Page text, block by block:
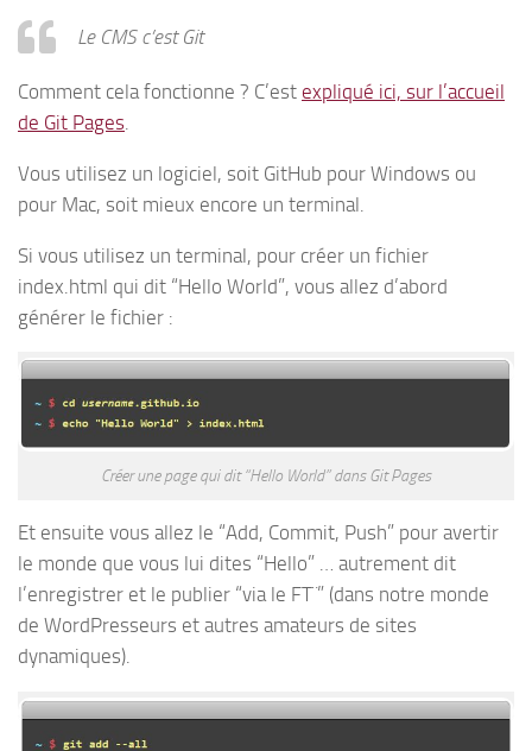
Le CMS c’est Git
Comment cela fonctionne ? C’est expliqué ici, sur l’accueil
de Git Pages.
Vous utilisez un logiciel, soit GitHub pour Windows ou
pour Mac, soit mieux encore un terminal.
Si vous utilisez un terminal, pour créer un fichier
index.html qui dit “Hello World”, vous allez d’abord
générer le fichier :
Créer une page qui dit “Hello World” dans Git Pages
Et ensuite vous allez le “Add, Commit, Push” pour avertir
le monde que vous lui dites “Hello” … autrement dit
l’enregistrer et le publier “via le FT¨” (dans notre monde
de WordPresseurs et autres amateurs de sites
dynamiques).